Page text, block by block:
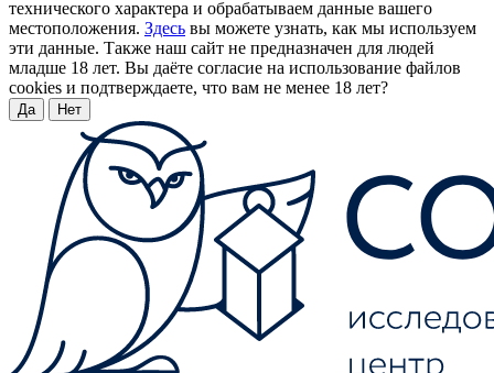
технического характера и обрабатываем данные вашего
местоположения. Здесь вы можете узнать, как мы используем
эти данные. Также наш сайт не предназначен для людей
младше 18 лет. Вы даёте согласие на использование файлов
cookies и подтверждаете, что вам не менее 18 лет?
Да Нет